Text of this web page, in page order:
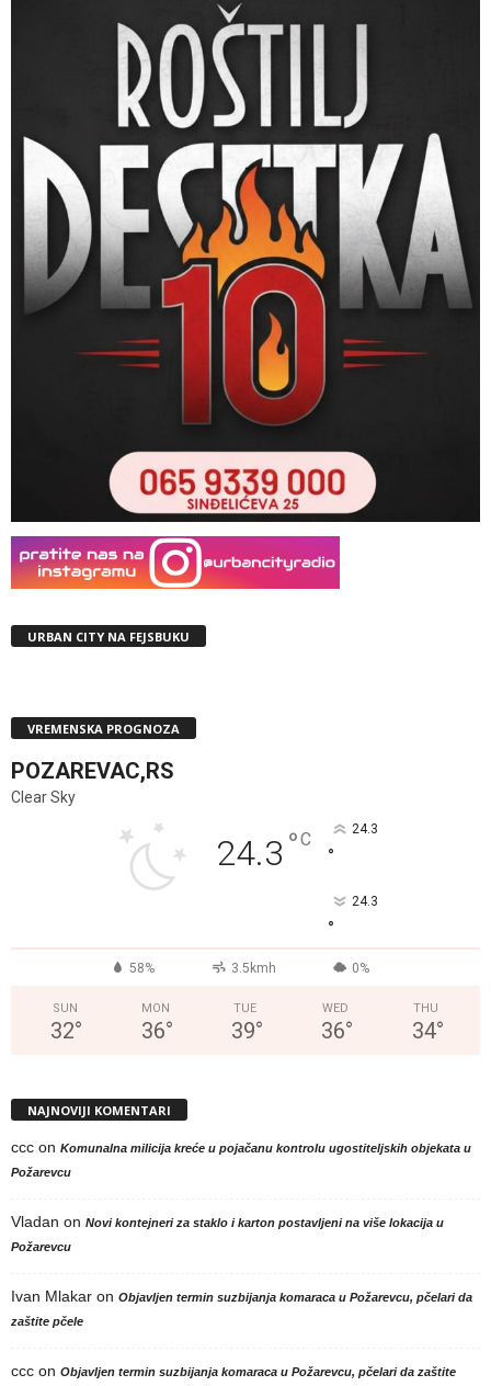
URBAN CITY NA FEJSBUKU
VREMENSKA PROGNOZA
POZAREVAC,RS
Clear Sky
24.3 °C 24.3
°
24.3
°
58% 3.5kmh 0%
SUN
32°
MON
36°
TUE
39°
WED
36°
THU
34°
NAJNOVIJI KOMENTARI
ccc on Komunalna milicija kreće u pojačanu kontrolu ugostiteljskih objekata u
Požarevcu
Vladan on Novi kontejneri za staklo i karton postavljeni na više lokacija u
Požarevcu
Ivan Mlakar on Objavljen termin suzbijanja komaraca u Požarevcu, pčelari da
zaštite pčele
ccc on Objavljen termin suzbijanja komaraca u Požarevcu, pčelari da zaštite